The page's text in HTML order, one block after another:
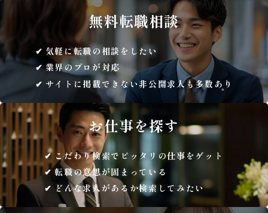
無料転職相談
気軽に転職の相談をしたい
業界のプロが対応
サイトに掲載できない非公開求人も多数あり
お仕事を探す
こだわり検索でピッタリの仕事をゲット
転職の意思が固まっている
どんな求人があるか検索してみたい